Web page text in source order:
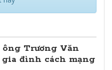
Trương Văn
gia đình cách mạng